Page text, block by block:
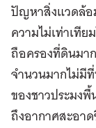
ปัญหาสิ่งแวดล้อ
ความไม่เท่าเที
ถือครองที่ดินมา
จำนวนมากไม่มี
ของชาวประมง
ถึงอากาศสะอา